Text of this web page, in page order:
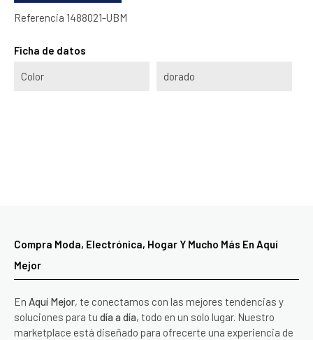
Referencia 1488021-UBM
Ficha de datos
Color dorado
Compra Moda, Electrónica, Hogar Y Mucho Más En Aquí
Mejor
En Aquí Mejor, te conectamos con las mejores tendencias y
soluciones para tu día a día, todo en un solo lugar. Nuestro
marketplace está diseñado para ofrecerte una experiencia de